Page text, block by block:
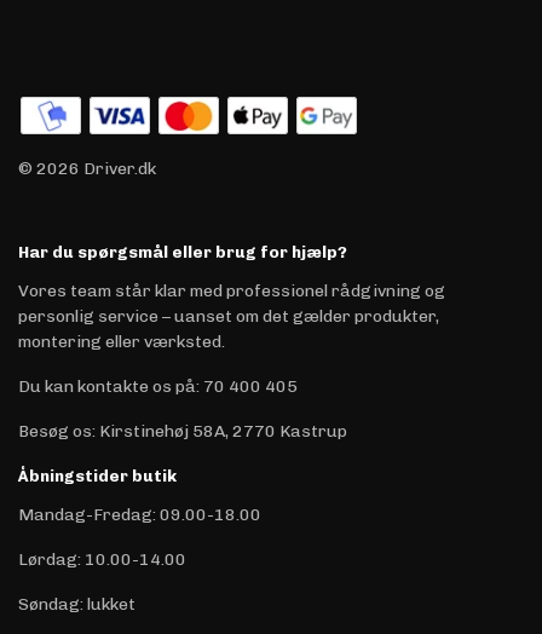
© 2026 Driver.dk
Har du spørgsmål eller brug for hjælp?
Vores team står klar med professionel rådgivning og
personlig service – uanset om det gælder produkter,
montering eller værksted.
Du kan kontakte os på: 70 400 405
Besøg os: Kirstinehøj 58A, 2770 Kastrup
Åbningstider butik
Mandag-Fredag: 09.00-18.00
Lørdag: 10.00-14.00
Søndag: lukket